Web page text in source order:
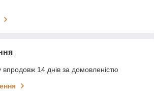
14 днів за домовленістю